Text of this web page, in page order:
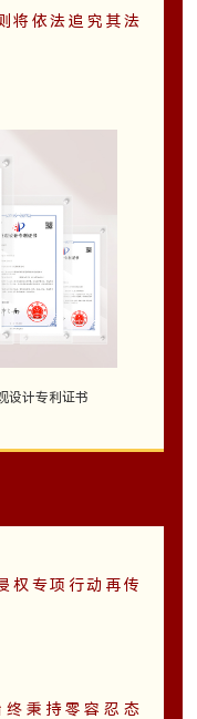
将依法追究其法
设计专利证书
权专项行动再传
秉持零容忍态